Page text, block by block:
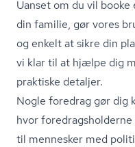
Uanset om du vil
din familie, gør vores
og enkelt at sikre din
vi klar til at hjælpe dig
praktiske detaljer.
Nogle foredrag gør dig
hvor
til mennesker med